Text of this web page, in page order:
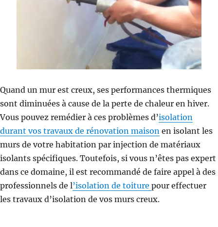
Quand un mur est creux, ses performances thermiques
sont diminuées à cause de la perte de chaleur en hiver.
Vous pouvez remédier à ces problèmes d’isolation
durant vos travaux de rénovation maison en isolant les
murs de votre habitation par injection de matériaux
isolants spécifiques. Toutefois, si vous n’êtes pas expert
dans ce domaine, il est recommandé de faire appel à des
professionnels de l’isolation de toiture pour effectuer
les travaux d’isolation de vos murs creux.